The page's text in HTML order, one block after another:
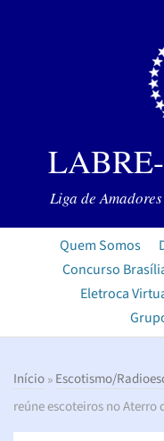
Liga de
Quem Somos
Concurso
Eletroca
Início»Escotismo/
reúne escoteiros no Aterro